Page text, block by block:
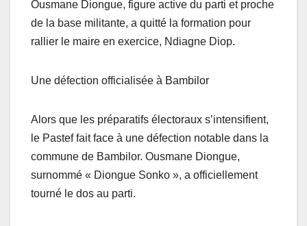
Ousmane Diongue, figure active du parti et proche
de la base militante, a quitté la formation pour
rallier le maire en exercice, Ndiagne Diop.
Une défection officialisée à Bambilor
Alors que les préparatifs électoraux s’intensifient,
le Pastef fait face à une défection notable dans la
commune de Bambilor. Ousmane Diongue,
surnommé « Diongue Sonko », a officiellement
tourné le dos au parti.